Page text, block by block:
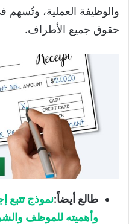
والوظيفة العملية، وتُسهم
حقوق جميع الأطراف.
طالع أيضاً:نموذج تتبع
وأهميته للموظف